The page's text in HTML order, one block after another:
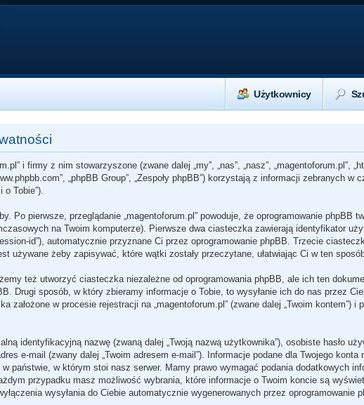
Użytkownicy
i firmy z nim stowarzyszone (zwane dalej „my”, „nas”, „nasz”, „magentoforum.pl”,
„phpBB Group”, „Zespoły phpBB”) korzystają z informacji zebranych
Tobie”).
Po pierwsze, przeglądanie „magentoforum.pl” powoduje, że oprogramowanie phpBB
na Twoim komputerze). Pierwsze dwa ciasteczka zawierają identyfikator
id”), automatycznie przyznane Ci przez oprogramowanie phpBB. Trzecie
używane żeby zapisywać, które wątki zostały przeczytane, ułatwiając Ci w ten
też utworzyć ciasteczka niezależne od oprogramowania phpBB, ale ich ten
Drugi sposób, w który zbieramy informacje o Tobie, to wysyłanie ich do nas przez
założone w procesie rejestracji na „magentoforum.pl” (zwane dalej „Twoim kontem”) i
identyfikacyjną nazwę (zwaną dalej „Twoją nazwą użytkownika”), osobiste hasło
e-mail (zwany dalej „Twoim adresem e-mail”). Informacje podane dla Twojego
państwie, w którym stoi nasz serwer. Mamy prawo wymagać podania dodatkowych
przypadku masz możliwość wybrania, które informacje o Twoim koncie są
wysyłania do Ciebie automatycznie wygenerowanych przez oprogramowanie